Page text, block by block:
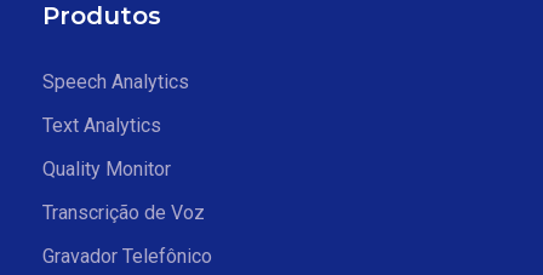
Produtos
Speech Analytics
Text Analytics
Quality Monitor
Transcrição de Voz
Gravador Telefônico